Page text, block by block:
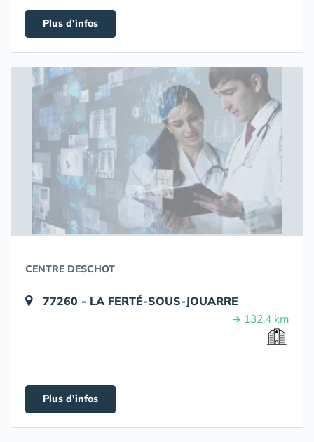
Plus d'infos
CENTRE DESCHOT
77260 - LA FERTÉ-SOUS-JOUARRE
➔ 132.4 km
Plus d'infos